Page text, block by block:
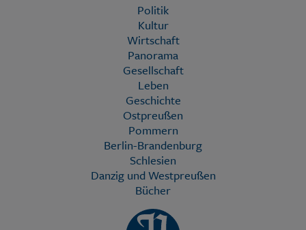
Politik
Kultur
Wirtschaft
Panorama
Gesellschaft
Leben
Geschichte
Ostpreußen
Pommern
Berlin-Brandenburg
Schlesien
Danzig und Westpreußen
Bücher